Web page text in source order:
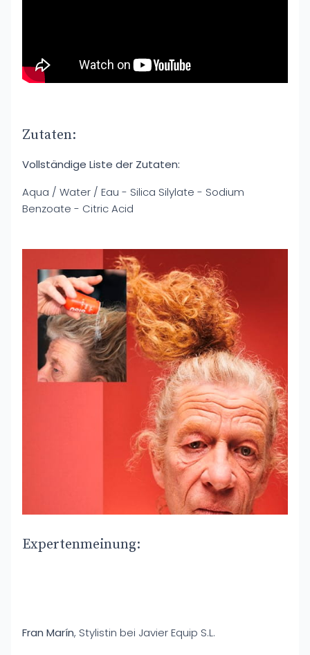
Zutaten:
Vollständige Liste der Zutaten:
Aqua / Water / Eau - Silica Silylate - Sodium
Benzoate - Citric Acid
Expertenmeinung:
Fran Marín, Stylistin bei Javier Equip S.L.